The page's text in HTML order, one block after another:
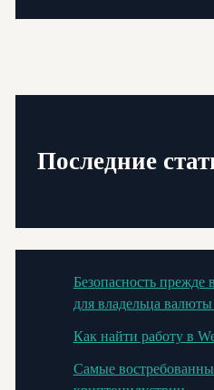
Последние
Безопасность прежде
для владельца
Как найти работу в
Самые